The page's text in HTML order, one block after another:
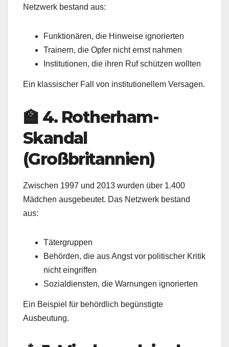
Netzwerk bestand aus:
Funktionären, die Hinweise ignorierten
Trainern, die Opfer nicht ernst nahmen
Institutionen, die ihren Ruf schützen wollten
Ein klassischer Fall von institutionellem Versagen.
🏫 4. Rotherham-
Skandal
(Großbritannien)
Zwischen 1997 und 2013 wurden über 1.400
Mädchen ausgebeutet. Das Netzwerk bestand
aus:
Tätergruppen
Behörden, die aus Angst vor politischer Kritik
nicht eingriffen
Sozialdiensten, die Warnungen ignorierten
Ein Beispiel für behördlich begünstigte
Ausbeutung.